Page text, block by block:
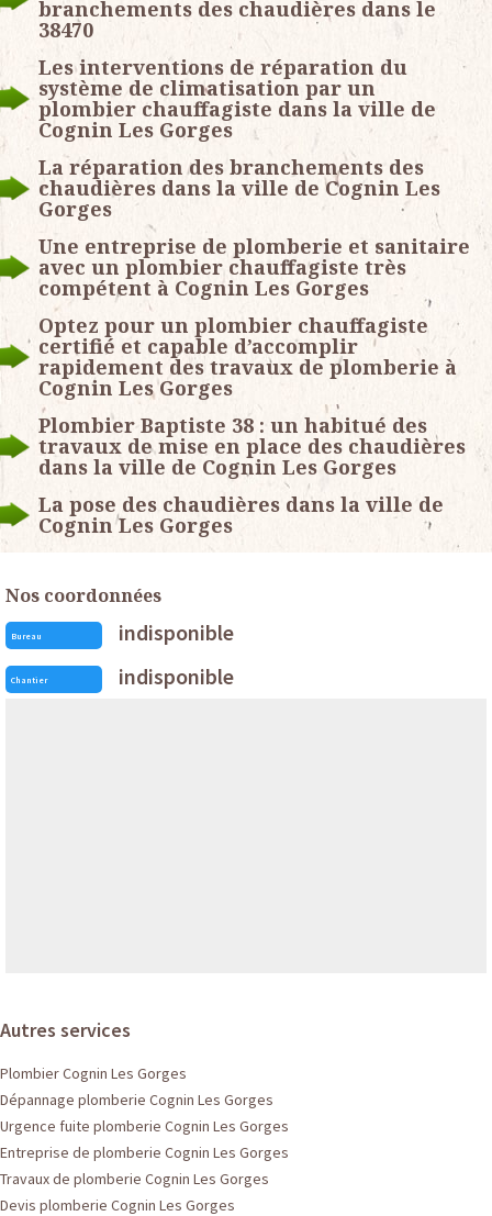
branchements des chaudières dans le
38470
Les interventions de réparation du
système de climatisation par un
plombier chauffagiste dans la ville de
Cognin Les Gorges
La réparation des branchements des
chaudières dans la ville de Cognin Les
Gorges
Une entreprise de plomberie et sanitaire
avec un plombier chauffagiste très
compétent à Cognin Les Gorges
Optez pour un plombier chauffagiste
certifié et capable d’accomplir
rapidement des travaux de plomberie à
Cognin Les Gorges
Plombier Baptiste 38 : un habitué des
travaux de mise en place des chaudières
dans la ville de Cognin Les Gorges
La pose des chaudières dans la ville de
Cognin Les Gorges
Nos coordonnées
Bureau indisponible
Chantier indisponible
Autres services
Plombier Cognin Les Gorges
Dépannage plomberie Cognin Les Gorges
Urgence fuite plomberie Cognin Les Gorges
Entreprise de plomberie Cognin Les Gorges
Travaux de plomberie Cognin Les Gorges
Devis plomberie Cognin Les Gorges